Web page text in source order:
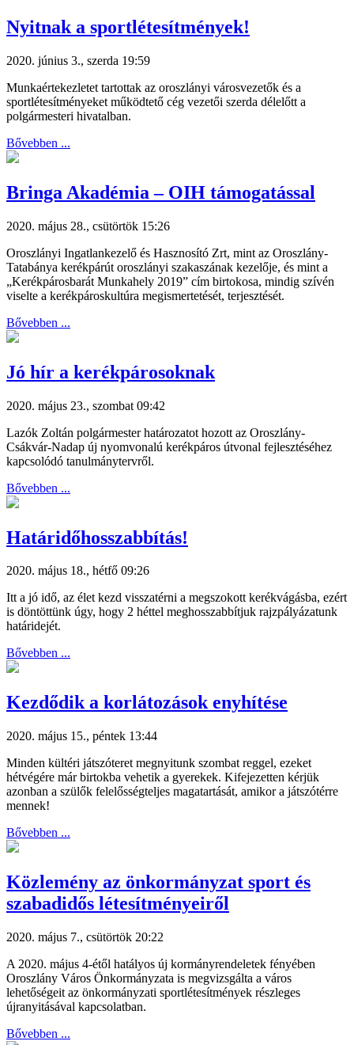
Nyitnak a sportlétesítmények!
2020. június 3., szerda 19:59
Munkaértekezletet tartottak az oroszlányi városvezetők és a
sportlétesítményeket működtető cég vezetői szerda délelőtt a
polgármesteri hivatalban.
Bővebben ...
Bringa Akadémia – OIH támogatással
2020. május 28., csütörtök 15:26
Oroszlányi Ingatlankezelő és Hasznosító Zrt, mint az Oroszlány-
Tatabánya kerékpárút oroszlányi szakaszának kezelője, és mint a
„Kerékpárosbarát Munkahely 2019” cím birtokosa, mindig szívén
viselte a kerékpároskultúra megismertetését, terjesztését.
Bővebben ...
Jó hír a kerékpárosoknak
2020. május 23., szombat 09:42
Lazók Zoltán polgármester határozatot hozott az Oroszlány-
Csákvár-Nadap új nyomvonalú kerékpáros útvonal fejlesztéséhez
kapcsolódó tanulmánytervről.
Bővebben ...
Határidőhosszabbítás!
2020. május 18., hétfő 09:26
Itt a jó idő, az élet kezd visszatérni a megszokott kerékvágásba, ezért
is döntöttünk úgy, hogy 2 héttel meghosszabbítjuk rajzpályázatunk
határidejét.
Bővebben ...
Kezdődik a korlátozások enyhítése
2020. május 15., péntek 13:44
Minden kültéri játszóteret megnyitunk szombat reggel, ezeket
hétvégére már birtokba vehetik a gyerekek. Kifejezetten kérjük
azonban a szülők felelősségteljes magatartását, amikor a játszótérre
mennek!
Bővebben ...
Közlemény az önkormányzat sport és
szabadidős létesítményeiről
2020. május 7., csütörtök 20:22
A 2020. május 4-étől hatályos új kormányrendeletek fényében
Oroszlány Város Önkormányzata is megvizsgálta a város
lehetőségeit az önkormányzati sportlétesítmények részleges
újranyitásával kapcsolatban.
Bővebben ...